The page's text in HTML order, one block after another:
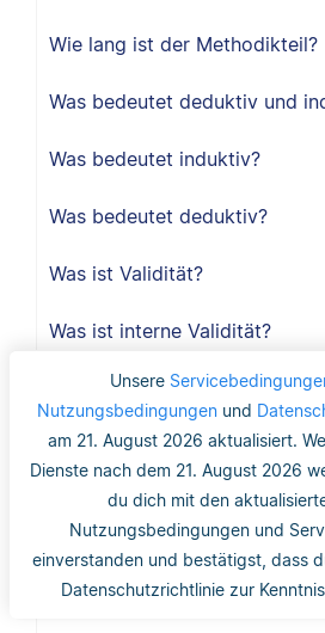
Unsere
Nutzungsbedingungen und
am 21. August 2026 aktualisiert.
Dienste nach dem 21. August 2026
du dich mit den
Nutzungsbedingungen und
einverstanden und bestätigst, dass
Datenschutzrichtlinie zur
Wie lang ist der Methodikteil?
Was bedeutet deduktiv und
Was bedeutet induktiv?
Was bedeutet deduktiv?
Was ist Validität?
Was ist interne Validität?
Was versteht man unter
Was ist die Reliabilität?
Was ist mit dem
Objektivität gemeint?
Was ist ein Forschungsdesign?